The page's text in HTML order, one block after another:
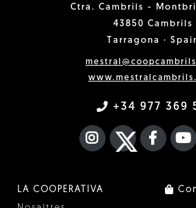
Ctra. Cambrils -
43850 Cambrils
Tarragona ·
+34 977 369
INSTAGRAM
TWITTER
LA COOPERATIVA